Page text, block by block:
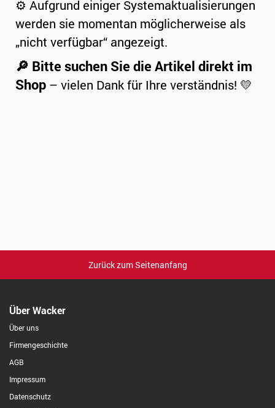
⚙️ Aufgrund einiger Systemaktualisierungen
werden sie momentan möglicherweise als
„nicht verfügbar“ angezeigt.
🔎 Bitte suchen Sie die Artikel direkt im
Shop – vielen Dank für Ihre verständnis! 💛
Zurück zum Seitenanfang
Über Wacker
Über uns
Firmengeschichte
AGB
Impressum
Datenschutz